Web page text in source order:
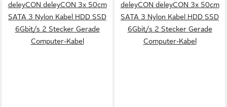
deleyCON deleyCON 3x 50cm
SATA 3 Nylon Kabel HDD SSD
6Gbit/s 2 Stecker Gerade
Computer-Kabel
deleyCON deleyCON 3x 50cm
SATA 3 Nylon Kabel HDD SSD
6Gbit/s 2 Stecker Gerade
Computer-Kabel